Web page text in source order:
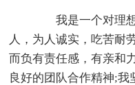
我是一个对理想
人，为人诚实，吃苦耐
而负有责任感，有亲和
良好的团队合作精神;